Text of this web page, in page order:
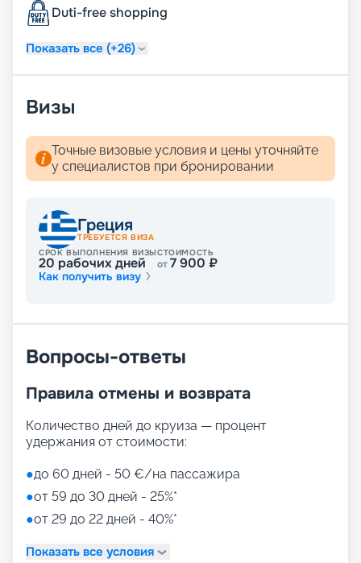
услугой раннего бронирования, чтобы получить
лучшие каюты по выгодным ценам!
Duti-free shopping
Показать все (+26)
Визы
Точные визовые условия и цены уточняйте
у специалистов при бронировании
Греция
ТРЕБУЕТСЯ ВИЗА
СРОК ВЫПОЛНЕНИЯ ВИЗЫ
20 рабочих дней
СТОИМОСТЬ
от7 900 ₽
Как получить визу
Вопросы-ответы
Правила отмены и возврата
Количество дней до круиза — процент
удержания от стоимости:
●до 60 дней - 50 €/на пассажира
●от 59 до 30 дней - 25%*
●от 29 до 22 дней - 40%*
Показать все условия